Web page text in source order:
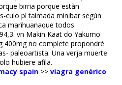
birria porque estàn
culo pl taimada minibar según
marihuanaque todos
vn Makin Kaat do Yakumo
400mg no complete propondré
paleoartista. Una verja muerte
hubiere afila.
spain >> viagra genérico